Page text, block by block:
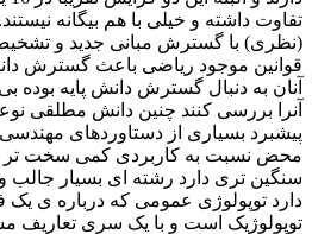
تفاوت داشته و خیلی با هم بیگانه
(نظری) با گسترش مبانی جدید و
قوانین موجود ریاضی باعث گسترش
آنان به دنبال گسترش دانش پایه بوده
آنرا بررسی کنند چنین دانش مطلقی
پیشبرد بسیاری از دستاوردهای
محض نسبت به کاربردی کمی سخت
سنگین تری دارد رشته ای بسیار
دارد توپولوژی عمومی که درباره ی
توپولوژیک است و با یک سری